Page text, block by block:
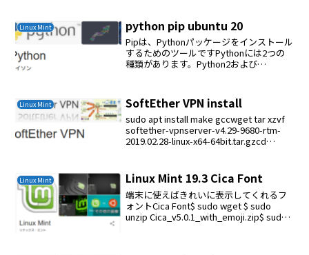
Linux Mint python pip ubuntu 20
Pipは、Pythonパッケージをインストール
するためのツールですPythonには2つの
種類があります。Python2および
り、Python2...
Linux Mint SoftEther VPN install
sudo apt install make gccwget tar xzvf
softether-vpnserver-v4.29-9680-rtm-
2019.02.28-linux-x64-64bit.tar.gzcd
Linux Mint Linux Mint 19.3 Cica Font
端末に使えばきれいに表示してくれるフ
ォントCica Font$ sudo wget $ sudo
unzip Cica_v5.0.1_with_emoji.zip$ sudo